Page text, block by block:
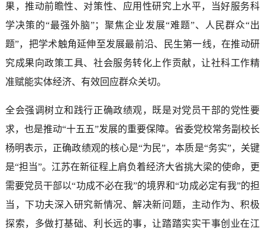
果，推动前瞻性、对策性、应用性研究上水平，当好服务科
学决策的“最强外脑”；聚焦企业发展“难题”、人民群众“出
题”，把学术触角延伸至发展最前沿、民生第一线，在推动研
究成果向政策工具、社会服务转化上作贡献，让社科工作精
准赋能实体经济、有效回应群众关切。
全会强调树立和践行正确政绩观，既是对党员干部的党性要
求，也是推动“十五五”发展的重要保障。省委党校常务副校长
杨明表示，正确政绩观的核心是“为民”，本质是“务实”，关键
是“担当”。江苏在新征程上肩负着经济大省挑大梁的使命，更
需要党员干部以“功成不必在我”的境界和“功成必定有我”的担
当，下功夫深入研究新情况、解决新问题，主动作为、积极
探索，多做打基础、利长远的事，让踏踏实实干事创业在江